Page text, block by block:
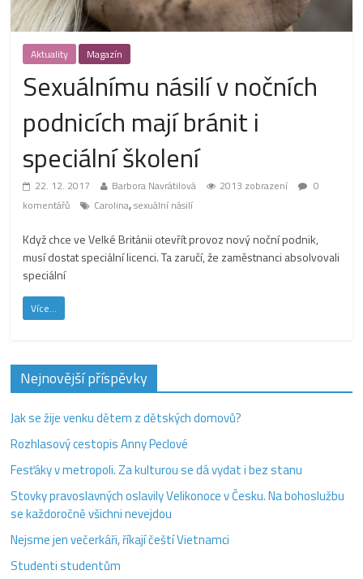
Aktuality Magazín
Sexuálnímu násilí v nočních
podnicích mají bránit i
speciální školení
22. 12. 2017 Barbora Navrátilová 2013 zobrazení
0
komentářů
Carolina,sexuální násilí
Když chce ve Velké Británii otevřít provoz nový noční podnik,
musí dostat speciální licenci. Ta zaručí, že zaměstnanci absolvovali
speciální
Více...
Nejnovější příspěvky
Jak se žije venku dětem z dětských domovů?
Rozhlasový cestopis Anny Peclové
Fesťáky v metropoli. Za kulturou se dá vydat i bez stanu
Stovky pravoslavných oslavily Velikonoce v Česku. Na bohoslužbu
se každoročně všichni nevejdou
Nejsme jen večerkáři, říkají čeští Vietnamci
Studenti studentům